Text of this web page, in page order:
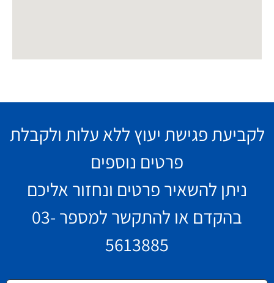
לקביעת פגישת יעוץ ללא עלות ולקבלת
פרטים נוספים
ניתן להשאיר פרטים ונחזור אליכם
בהקדם או להתקשר למספר 03-
5613885